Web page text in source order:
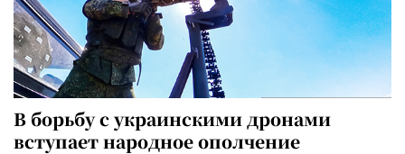
В борьбу с украинскими дронами
вступает народное ополчение